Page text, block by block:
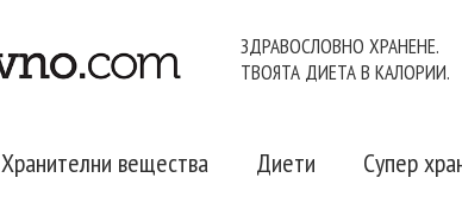
ЗДРАВОСЛОВНО ХРАНЕНЕ.
ТВОЯТА ДИЕТА В КАЛОРИИ.
Хранителни вещества Диети Супер